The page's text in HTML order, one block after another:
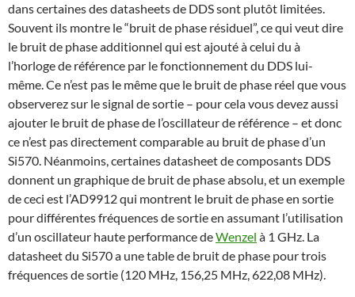
dans certaines des datasheets de DDS sont plutôt limitées.
Souvent ils montre le “bruit de phase résiduel”, ce qui veut dire
le bruit de phase additionnel qui est ajouté à celui du à
l’horloge de référence par le fonctionnement du DDS lui-
même. Ce n’est pas le même que le bruit de phase réel que vous
observerez sur le signal de sortie – pour cela vous devez aussi
ajouter le bruit de phase de l’oscillateur de référence – et donc
ce n’est pas directement comparable au bruit de phase d’un
Si570. Néanmoins, certaines datasheet de composants DDS
donnent un graphique de bruit de phase absolu, et un exemple
de ceci est l’AD9912 qui montrent le bruit de phase en sortie
pour différentes fréquences de sortie en assumant l’utilisation
d’un oscillateur haute performance deWenzel à 1 GHz. La
datasheet du Si570 a une table de bruit de phase pour trois
fréquences de sortie (120 MHz, 156,25 MHz, 622,08 MHz).